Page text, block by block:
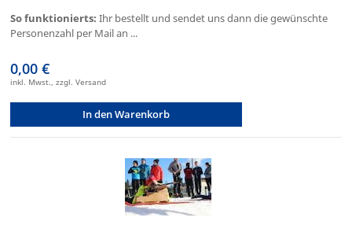
So funktionierts: Ihr bestellt und sendet uns dann die gewünschte
Personenzahl per Mail an ...
0,00 €
inkl. Mwst., zzgl. Versand
In den Warenkorb